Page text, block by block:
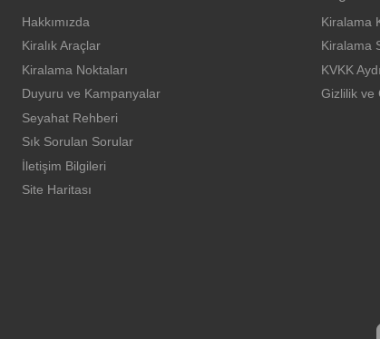
Hakkımızda
Kiralık Araçlar
Kiralama Noktaları
Duyuru ve Kampanyalar
Seyahat Rehberi
Sık Sorulan Sorular
İletişim Bilgileri
Site Haritası
Kiralama
Kiralama
KVKK
Gizlilik ve